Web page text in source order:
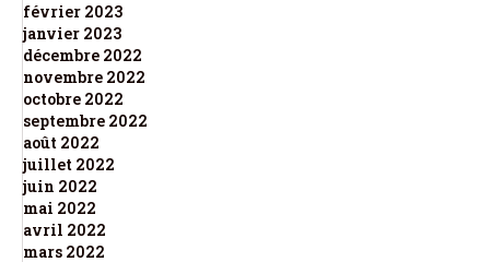
février 2023
janvier 2023
décembre 2022
novembre 2022
octobre 2022
septembre 2022
août 2022
juillet 2022
juin 2022
mai 2022
avril 2022
mars 2022